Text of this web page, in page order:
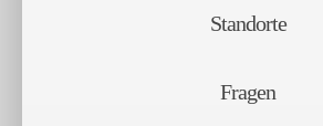
Standorte
Fragen